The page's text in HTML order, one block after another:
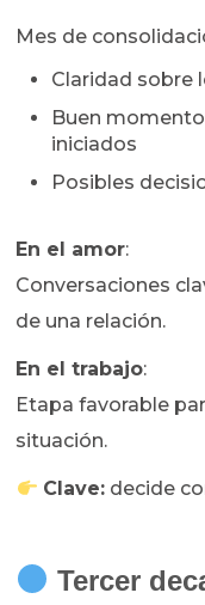
Mes de
Claridad sobre
Buen
iniciados
Posibles
En el amor:
Conversaciones
de una relación.
En el trabajo:
Etapa favorable
situación.
Clave:decide
Tercer